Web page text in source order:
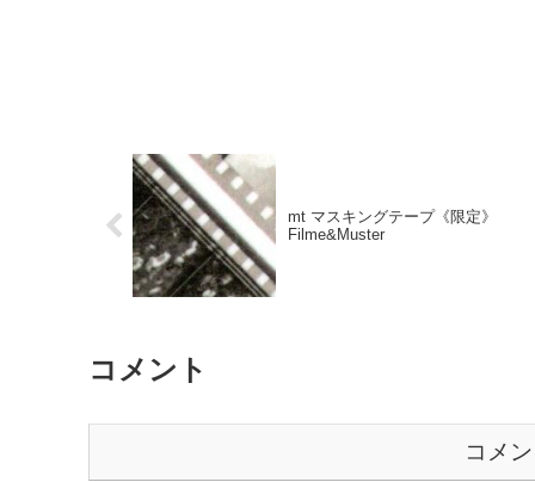
mt マスキングテープ《限定》
Filme&Muster
コメント
コメ